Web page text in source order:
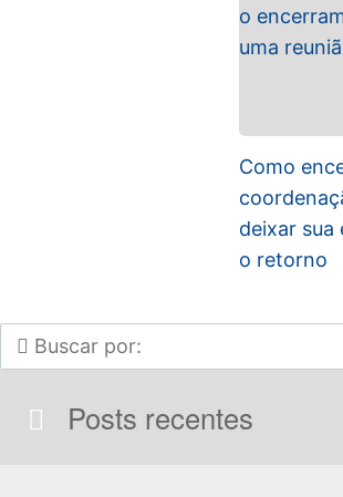
Como
deixar sua
o retorno
Posts recentes